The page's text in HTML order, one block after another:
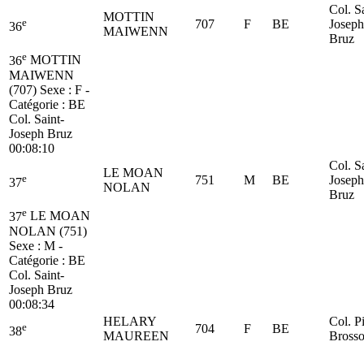
36e
MOTTIN
MAIWENN
707 F BE
Col.
Joseph
Bruz
36e MOTTIN
MAIWENN
(707) Sexe : F -
Catégorie : BE
Col. Saint-
Joseph Bruz
00:08:10
37e
LE MOAN
NOLAN
751 M BE
Col.
Joseph
Bruz
37e LE MOAN
NOLAN (751)
Sexe : M -
Catégorie : BE
Col. Saint-
Joseph Bruz
00:08:34
38e
HELARY
MAUREEN
704 F BE
Col.